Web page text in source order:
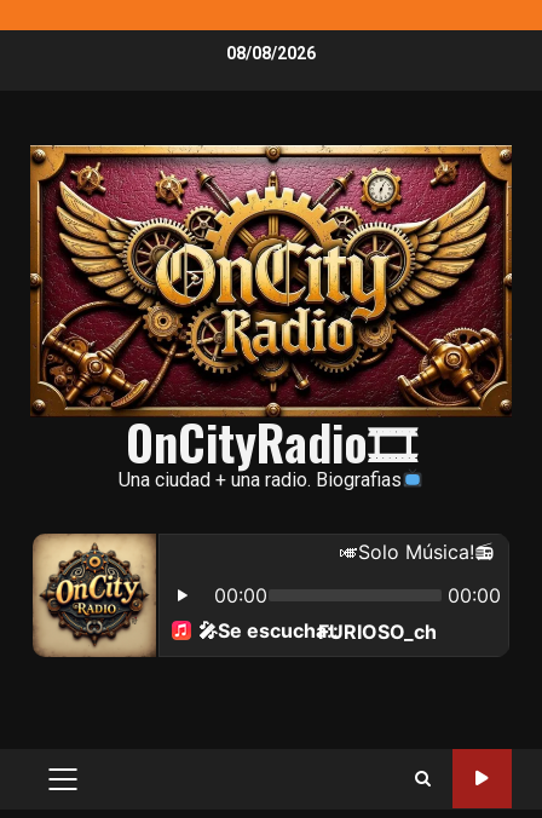
08/08/2026
OnCityRadio🎞
Una ciudad + una radio. Biografias
Primary